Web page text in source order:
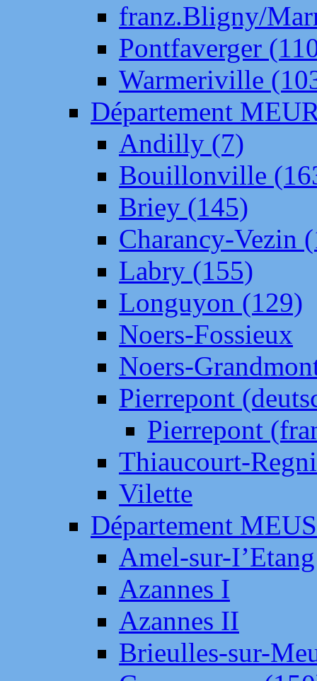
franz.Bligny/
Pontfaverger
Warmeriville
Département
Andilly (7)
Bouillonville
Briey (145)
Charancy-Vezin
Labry (155)
Longuyon (129)
Noers-Fossieux
Noers-
Pierrepont
Pierrepont
Thiaucourt-
Vilette
Département
Amel-sur-
Azannes I
Azannes II
Brieulles-sur-